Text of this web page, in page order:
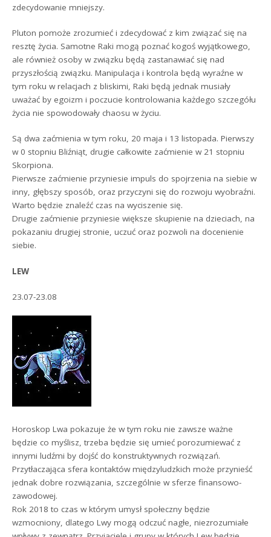
zdecydowanie mniejszy.
Pluton pomoże zrozumieć i zdecydować z kim związać się na
resztę życia. Samotne Raki mogą poznać kogoś wyjątkowego,
ale również osoby w związku będą zastanawiać się nad
przyszłością związku. Manipulacja i kontrola będą wyraźne w
tym roku w relacjach z bliskimi, Raki będą jednak musiały
uważać by egoizm i poczucie kontrolowania każdego szczegółu
życia nie spowodowały chaosu w życiu.
Są dwa zaćmienia w tym roku, 20 maja i 13 listopada. Pierwszy
w 0 stopniu Bliźniąt, drugie całkowite zaćmienie w 21 stopniu
Skorpiona.
Pierwsze zaćmienie przyniesie impuls do spojrzenia na siebie w
inny, głębszy sposób, oraz przyczyni się do rozwoju wyobraźni.
Warto będzie znaleźć czas na wyciszenie się.
Drugie zaćmienie przyniesie większe skupienie na dzieciach, na
pokazaniu drugiej stronie, uczuć oraz pozwoli na docenienie
siebie.
LEW
23.07-23.08
Horoskop Lwa pokazuje że w tym roku nie zawsze ważne
będzie co myślisz, trzeba będzie się umieć porozumiewać z
innymi ludźmi by dojść do konstruktywnych rozwiązań.
Przytłaczająca sfera kontaktów międzyludzkich może przynieść
jednak dobre rozwiązania, szczególnie w sferze finansowo-
zawodowej.
Rok 2018 to czas w którym umysł społeczny będzie
wzmocniony, dlatego Lwy mogą odczuć nagłe, niezrozumiałe